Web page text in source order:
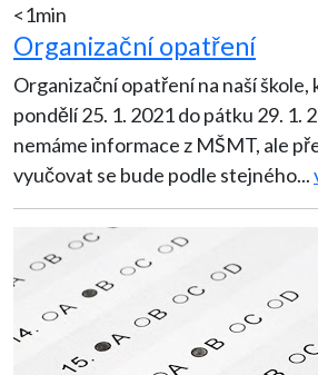
<1min
Organizační opatření
Organizační opatření na naší
pondělí 25. 1. 2021 do pátku 29.
nemáme informace z MŠMT, ale
vyučovat se bude podle stejného...